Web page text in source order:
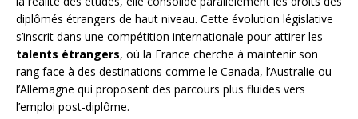
diplômés étrangers de haut niveau. Cette évolution législative
s’inscrit dans une compétition internationale pour attirer les
talents étrangers, où la France cherche à maintenir son
rang face à des destinations comme le Canada, l’Australie ou
l’Allemagne qui proposent des parcours plus fluides vers
l’emploi post-diplôme.